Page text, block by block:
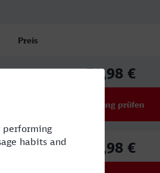
Preis
72,98 €
Verbindung prüfen
66,98 €